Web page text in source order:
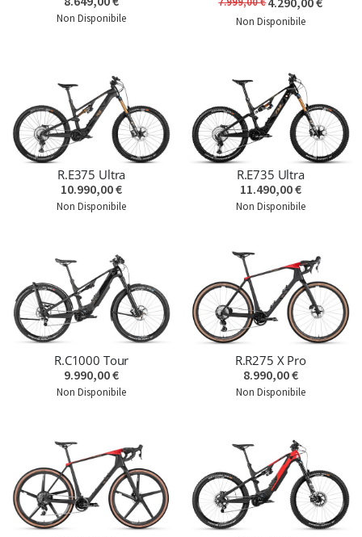
Non Disponibile Non Disponibile
R.E375 Ultra
10.990,00 €
Non Disponibile
R.E735 Ultra
11.490,00 €
Non Disponibile
R.C1000 Tour
9.990,00 €
Non Disponibile
R.R275 X Pro
8.990,00 €
Non Disponibile